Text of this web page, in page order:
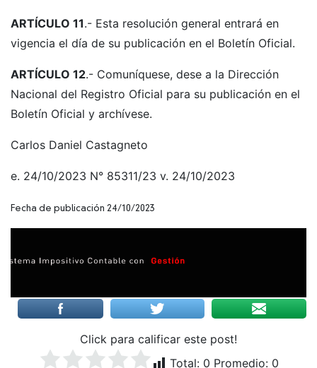
ARTÍCULO 11.- Esta resolución general entrará en
vigencia el día de su publicación en el Boletín Oficial.
ARTÍCULO 12.- Comuníquese, dese a la Dirección
Nacional del Registro Oficial para su publicación en el
Boletín Oficial y archívese.
Carlos Daniel Castagneto
e. 24/10/2023 N° 85311/23 v. 24/10/2023
Fecha de publicación 24/10/2023
Click para calificar este post!
Total: 0 Promedio: 0